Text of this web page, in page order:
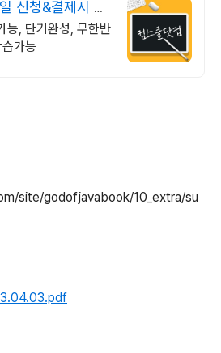
신청&결제시 기
능, 단기완성, 무한반
가능
site/godofjavabook/10_extra/su